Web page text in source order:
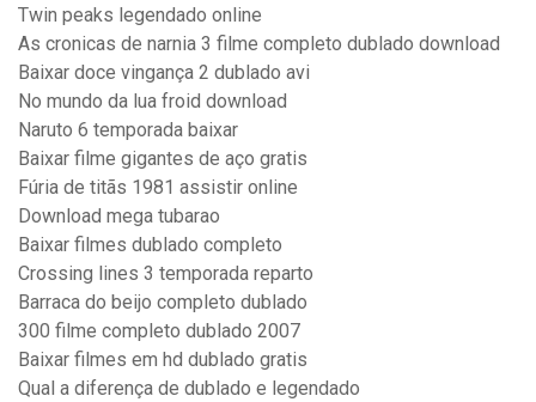
Twin peaks legendado online
As cronicas de narnia 3 filme completo dublado download
Baixar doce vingança 2 dublado avi
No mundo da lua froid download
Naruto 6 temporada baixar
Baixar filme gigantes de aço gratis
Fúria de titãs 1981 assistir online
Download mega tubarao
Baixar filmes dublado completo
Crossing lines 3 temporada reparto
Barraca do beijo completo dublado
300 filme completo dublado 2007
Baixar filmes em hd dublado gratis
Qual a diferença de dublado e legendado